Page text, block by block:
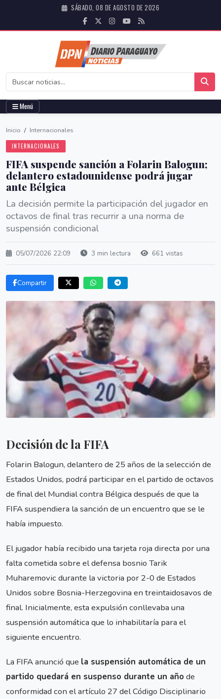
SÁBADO, 08 DE AGOSTO DE 2026
Menú
Inicio / Internacionales
INTERNACIONALES
FIFA suspende sanción a Folarin Balogun;
delantero estadounidense podrá jugar
ante Bélgica
La decisión permite la participación del jugador en
octavos de final tras recurrir a una norma de
suspensión condicional
05/07/2026 22:09 3 min lectura 661 vistas
Compartir
Decisión de la FIFA
Folarin Balogun, delantero de 25 años de la selección de
Estados Unidos, podrá participar en el partido de octavos
de final del Mundial contra Bélgica después de que la
FIFA suspendiera la sanción de un encuentro que se le
había impuesto.
El jugador había recibido una tarjeta roja directa por una
falta cometida sobre el defensa bosnio Tarik
Muharemovic durante la victoria por 2-0 de Estados
Unidos sobre Bosnia-Herzegovina en treintaidosavos de
final. Inicialmente, esta expulsión conllevaba una
suspensión automática que lo inhabilitaría para el
siguiente encuentro.
La FIFA anunció que la suspensión automática de un
partido quedará en suspenso durante un año de
conformidad con el artículo 27 del Código Disciplinario